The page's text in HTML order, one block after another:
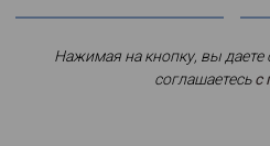
правовых актовразмещен
регламент
услуги
Нажимая на кнопку, вы даете
соглашаетесьc